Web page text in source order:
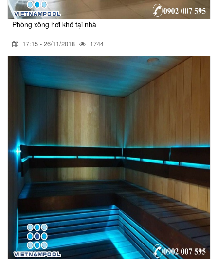
Phòng xông hơi khô tại nhà
17:15 - 26/11/2018 1744